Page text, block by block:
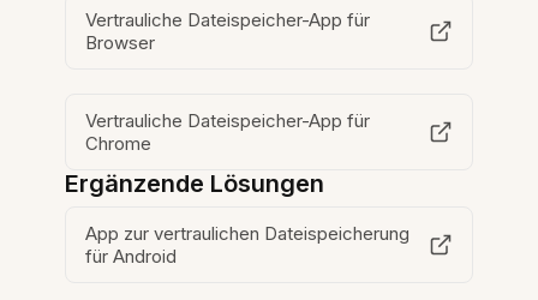
Vertrauliche Dateispeicher-App für
Browser
Vertrauliche Dateispeicher-App für
Chrome
Ergänzende Lösungen
App zur vertraulichen Dateispeicherung
für Android